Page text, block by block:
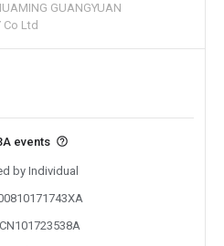
GUANGYUAN
Co Ltd
events
by Individual